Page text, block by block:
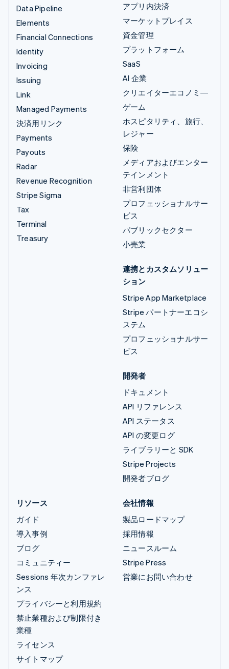
Data Pipeline
Elements
Financial Connections
Identity
Invoicing
Issuing
Link
Managed Payments
決済用リンク
Payments
Payouts
Radar
Revenue Recognition
Stripe Sigma
Tax
Terminal
Treasury
アプリ内決済
マーケットプレイス
資金管理
プラットフォーム
SaaS
AI 企業
クリエイターエコノミ―
ゲーム
ホスピタリティ、旅行、
レジャー
保険
メディアおよびエンター
テインメント
非営利団体
プロフェッショナルサー
ビス
パブリックセクター
小売業
連携とカスタムソリュー
ション
Stripe App Marketplace
Stripe パートナーエコシ
ステム
プロフェッショナルサー
ビス
開発者
ドキュメント
API リファレンス
API ステータス
API の変更ログ
ライブラリーと SDK
Stripe Projects
開発者ブログ
リソース
ガイド
導入事例
ブログ
コミュニティー
Sessions 年次カンファレ
ンス
プライバシーと利用規約
禁止業種および制限付き
業種
ライセンス
サイトマップ
会社情報
製品ロードマップ
採用情報
ニュースルーム
Stripe Press
営業にお問い合わせ